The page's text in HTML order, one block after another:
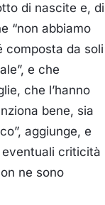
di nascite e, di
“non abbiamo
composta da soli
e che
che l’hanno
bene, sia
aggiunge, e
eventuali criticità
ne sono